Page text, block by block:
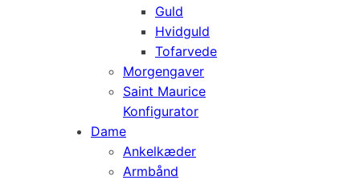
Guld
Hvidguld
Tofarvede
Morgengaver
Saint Maurice
Konfigurator
Dame
Ankelkæder
Armbånd